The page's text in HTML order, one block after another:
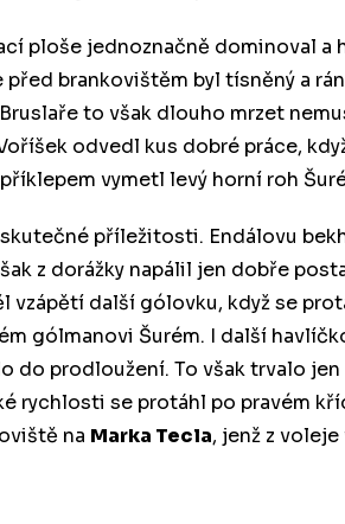
ploše jednoznačně dominoval a
před brankovištěm byl tísněný a
to však dlouho mrzet
odvedl kus dobré práce,
vymetl levý horní roh
příležitosti. Endálovu
z dorážky napálil jen dobře
vzápětí další gólovku, když se
gólmanovi Šurém. I další
do prodloužení. To však trvalo
rychlosti se protáhl po pravém
na Marka Tecla, jenž z